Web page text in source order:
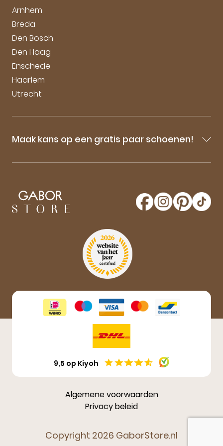
Arnhem
Breda
Den Bosch
Den Haag
Enschede
Haarlem
Utrecht
Maak kans op een gratis paar schoenen!
Blijf op de hoogte van onze sale-aankondigingen,
maak kans op een gratis paar Gabor schoenen!
Aanmelden
9,5 op Kiyoh
Copyright 2026 GaborStore.nl
Algemene voorwaarden
Privacy beleid